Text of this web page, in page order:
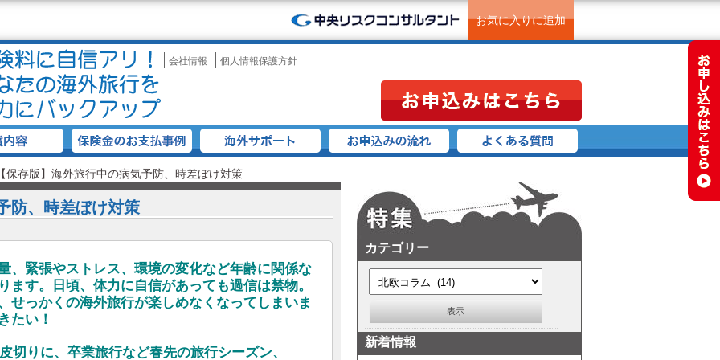
お気に入りに追加
会社情報 個人情報保護方針
保存版】海外旅行中の病気予防、時差ぼけ対策
カテゴリー
新着情報
防、時差ぼけ対策
、緊張やストレス、環境の変化など年齢に関係な
ます。日頃、体力に自信があっても過信は禁物。
せっかくの海外旅行が楽しめなくなってしまいま
たい！
切りに、卒業旅行など春先の旅行シーズン、